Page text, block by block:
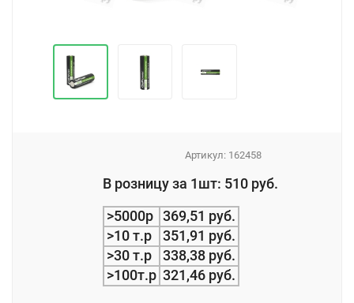
Артикул: 162458
В розницу за 1шт: 510 руб.
>5000р 369,51 руб.
>10 т.р
351,91 руб.
>30 т.р
338,38 руб.
>100т.р 321,46 руб.